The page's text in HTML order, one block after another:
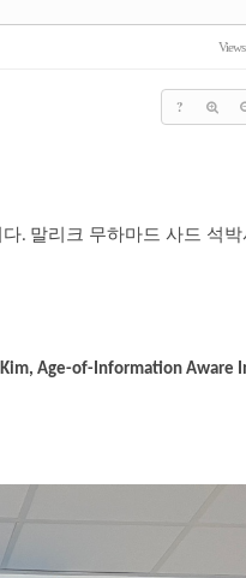
Views
?
다. 말리크 무하마드 사드 석
Kim, Age-of-Information Aware